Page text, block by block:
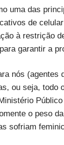
uma das
de
à restrição
garantir a
nós (agentes
ou seja, todo
o peso
sofriam